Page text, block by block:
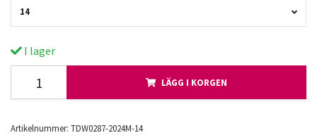
14
I lager
LÄGG I KORGEN
Artikelnummer: TDW0287-2024M-14